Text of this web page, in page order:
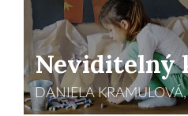
Neviditelný
DANIELA